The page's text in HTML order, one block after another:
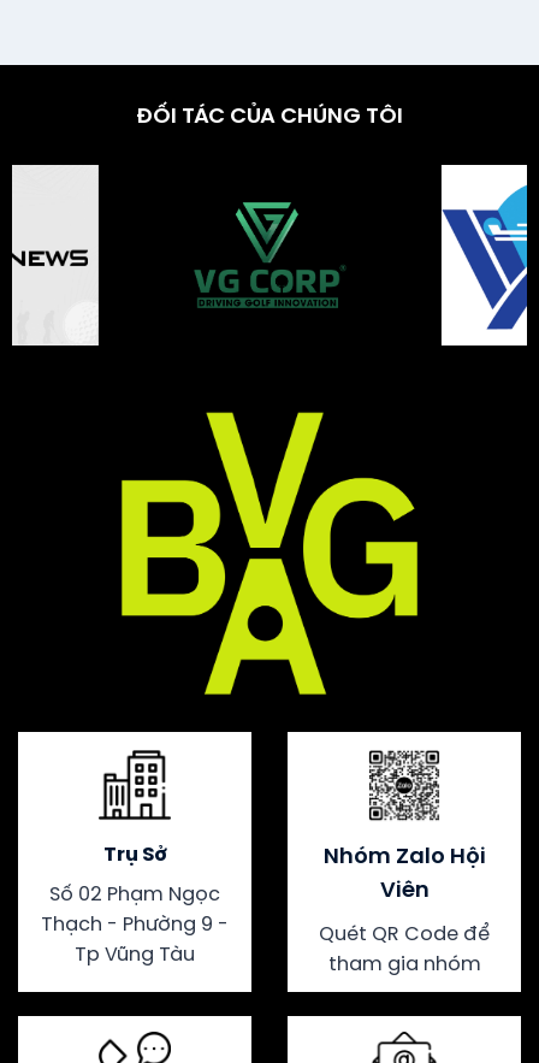
ĐỐI TÁC CỦA CHÚNG TÔI
Trụ Sở
Số 02 Phạm Ngọc
Thạch - Phường 9 -
Tp Vũng Tàu
Nhóm Zalo Hội
Viên
Quét QR Code để
tham gia nhóm